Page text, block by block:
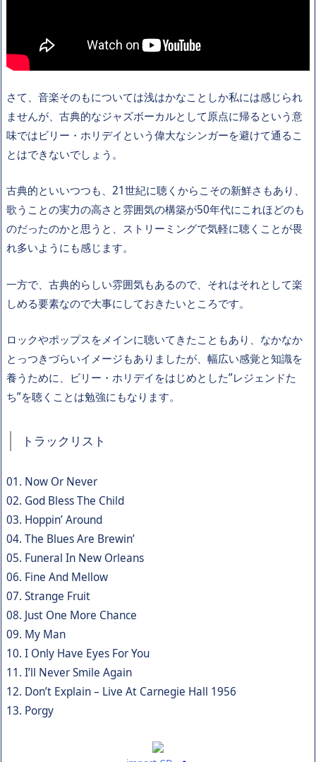
さて、音楽そのもについては浅はかなことしか私には感じられ
ませんが、古典的なジャズボーカルとして原点に帰るという意
味ではビリー・ホリデイという偉大なシンガーを避けて通るこ
とはできないでしょう。
古典的といいつつも、21世紀に聴くからこその新鮮さもあり、
歌うことの実力の高さと雰囲気の構築が50年代にこれほどのも
のだったのかと思うと、ストリーミングで気軽に聴くことが畏
れ多いようにも感じます。
一方で、古典的らしい雰囲気もあるので、それはそれとして楽
しめる要素なので大事にしておきたいところです。
ロックやポップスをメインに聴いてきたこともあり、なかなか
とっつきづらいイメージもありましたが、幅広い感覚と知識を
養うために、ビリー・ホリデイをはじめとした”レジェンドた
ち”を聴くことは勉強にもなります。
トラックリスト
01. Now Or Never
02. God Bless The Child
03. Hoppin’ Around
04. The Blues Are Brewin’
05. Funeral In New Orleans
06. Fine And Mellow
07. Strange Fruit
08. Just One More Chance
09. My Man
10. I Only Have Eyes For You
11. I’ll Never Smile Again
12. Don’t Explain – Live At Carnegie Hall 1956
13. Porgy